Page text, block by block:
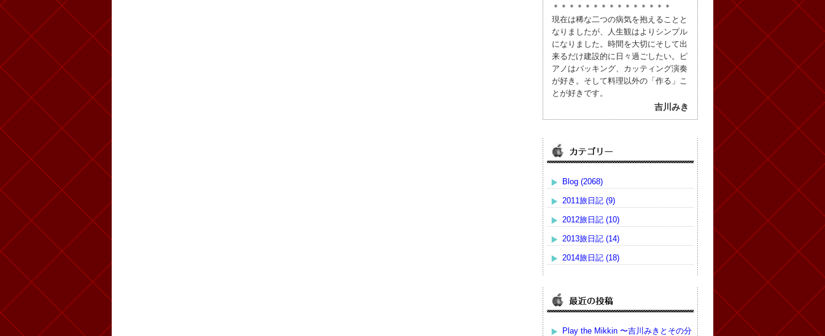
＊＊＊＊＊＊＊＊＊＊＊＊＊＊＊
現在は稀な二つの病気を抱えることと
なりましたが、人生観はよりシンプル
になりました。時間を大切にそして出
来るだけ建設的に日々過ごしたい。ピ
アノはバッキング、カッティング演奏
が好き。そして料理以外の「作る」こ
とが好きです。
吉川みき
Blog (2068)
2011旅日記 (9)
2012旅日記 (10)
2013旅日記 (14)
2014旅日記 (18)
Play the Mikkin 〜吉川みきとその分